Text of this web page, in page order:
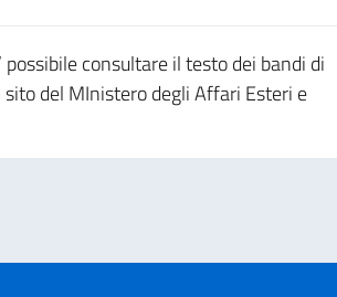
consultare il testo dei bandi di
del MInistero degli Affari Esteri e